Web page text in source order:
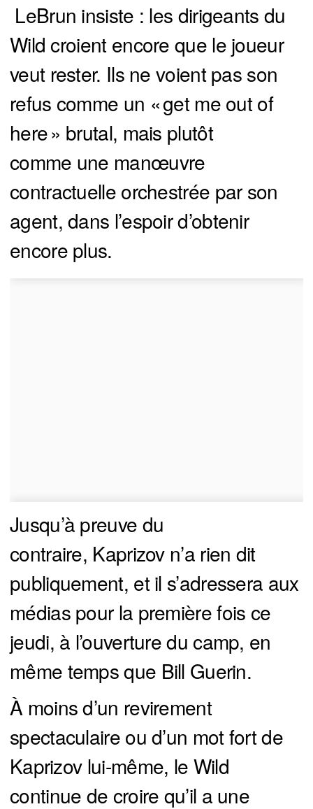
LeBrun insiste : les dirigeants du
Wild croient encore que le joueur
veut rester. Ils ne voient pas son
refus comme un « get me out of
here » brutal, mais plutôt
comme une manœuvre
contractuelle orchestrée par son
agent, dans l’espoir d’obtenir
encore plus.
Jusqu’à preuve du
contraire, Kaprizov n’a rien dit
publiquement, et il s’adressera aux
médias pour la première fois ce
jeudi, à l’ouverture du camp, en
même temps que Bill Guerin.
À moins d’un revirement
spectaculaire ou d’un mot fort de
Kaprizov lui-même, le Wild
continue de croire qu’il a une